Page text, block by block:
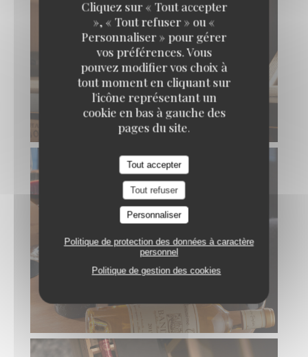
Cliquez sur « Tout accepter
», « Tout refuser » ou «
Personnaliser » pour gérer
vos préférences. Vous
pouvez modifier vos choix à
tout moment en cliquant sur
l'icône représentant un
cookie en bas à gauche des
pages du site.
Tout accepter
Tout refuser
Personnaliser
Politique de protection des données à caractère
personnel
Politique de gestion des cookies